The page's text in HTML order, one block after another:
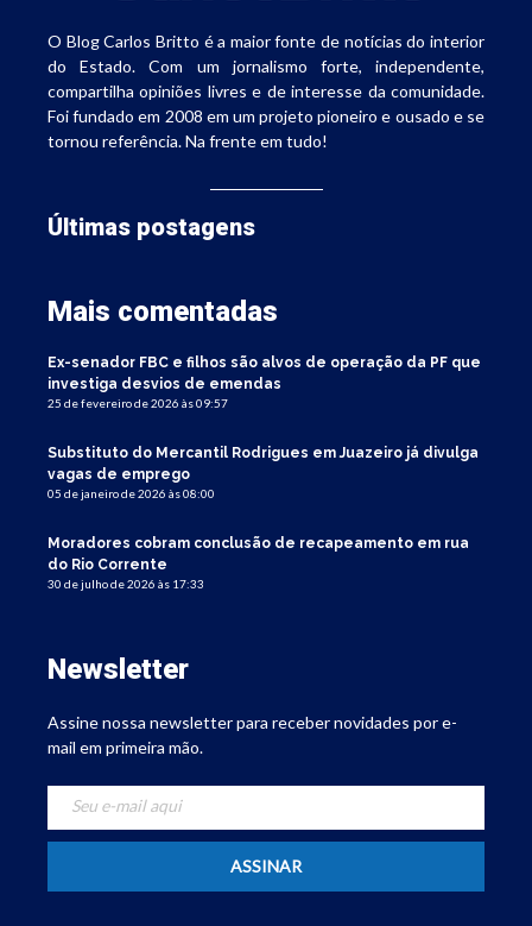
O Blog Carlos Britto é a maior fonte de notícias do interior
do Estado. Com um jornalismo forte, independente,
compartilha opiniões livres e de interesse da comunidade.
Foi fundado em 2008 em um projeto pioneiro e ousado e se
tornou referência. Na frente em tudo!
Últimas postagens
Mais comentadas
Ex-senador FBC e filhos são alvos de operação da PF que
investiga desvios de emendas
25 de fevereiro de 2026 às 09:57
Substituto do Mercantil Rodrigues em Juazeiro já divulga
vagas de emprego
05 de janeiro de 2026 às 08:00
Moradores cobram conclusão de recapeamento em rua
do Rio Corrente
30 de julho de 2026 às 17:33
Newsletter
Assine nossa newsletter para receber novidades por e-
mail em primeira mão.